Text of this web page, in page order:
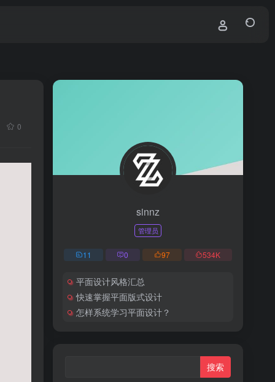
0
sinnz
管理员
11 0 97 534K
平面设计风格汇总
快速掌握平面版式设计
怎样系统学习平面设计？